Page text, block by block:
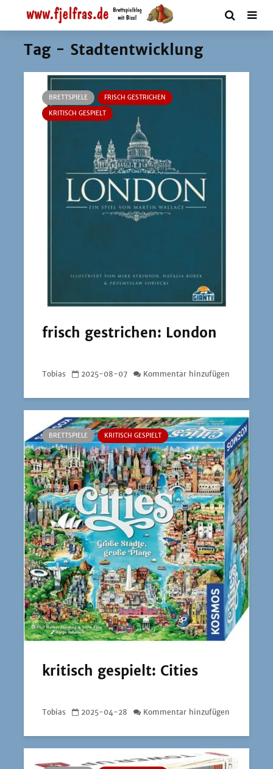
Tag - Stadtentwicklung
BRETTSPIELE
FRISCH GESTRICHEN
KRITISCH GESPIELT
frisch gestrichen: London
Tobias 2025-08-07 Kommentar hinzufügen
BRETTSPIELE KRITISCH GESPIELT
kritisch gespielt: Cities
Tobias 2025-04-28 Kommentar hinzufügen